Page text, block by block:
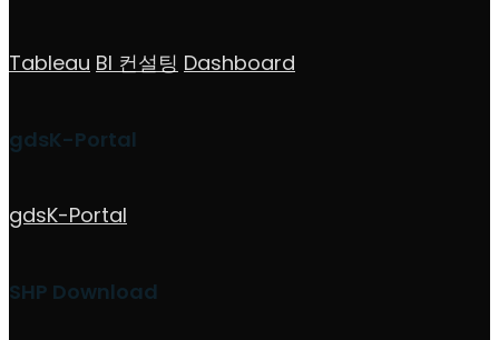
Tableau BI 컨설팅 Dashboard
gdsK-Portal
gdsK-Portal
SHP Download